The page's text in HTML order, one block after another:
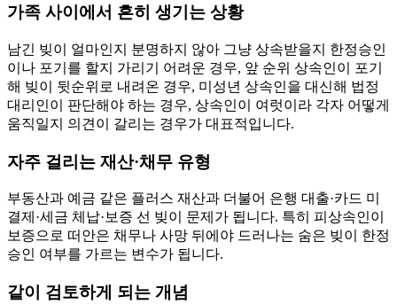
가족 사이에서 흔히 생기는 상황
남긴 빚이 얼마인지 분명하지 않아 그냥 상속받을지 한정승인
이나 포기를 할지 가리기 어려운 경우, 앞 순위 상속인이 포기
해 빚이 뒷순위로 내려온 경우, 미성년 상속인을 대신해 법정
대리인이 판단해야 하는 경우, 상속인이 여럿이라 각자 어떻게
움직일지 의견이 갈리는 경우가 대표적입니다.
자주 걸리는 재산·채무 유형
부동산과 예금 같은 플러스 재산과 더불어 은행 대출·카드 미
결제·세금 체납·보증 선 빚이 문제가 됩니다. 특히 피상속인이
보증으로 떠안은 채무나 사망 뒤에야 드러나는 숨은 빚이 한정
승인 여부를 가르는 변수가 됩니다.
같이 검토하게 되는 개념